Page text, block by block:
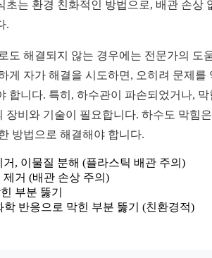
초는 환경 친화적인 방법으로, 배관 손상
.
도 해결되지 않는 경우에는 전문가의 도
게 자가 해결을 시도하면, 오히려 문제를
합니다. 특히, 하수관이 파손되었거나, 막
장비와 기술이 필요합니다. 하수도 막힘
방법으로 해결해야 합니다.
거, 이물질 분해 (플라스틱 배관 주의)
거 (배관 손상 주의)
부분 뚫기
학 반응으로 막힌 부분 뚫기 (친환경적)